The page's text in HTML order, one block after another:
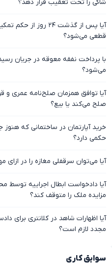
شاکی را تحت تعقیب قرار دهد؟
آیا پس از گذشت ۲۴ روز
قطعی می‌شود؟
با پرداخت نفقه معوقه در جریان
می‌شود؟
آیا توافق همزمان صلح‌نامه عمری و
صلح می‌کند یا بیع؟
خرید آپارتمان در ساختمانی که
حکمی دارد؟
آیا می‌توان سرقفلی مغازه را در ازای
آیا دادخواست ابطال اجراییه توسط
مزایده ملک را متوقف کند؟
آیا اظهارات شاهد در کلانتری برای
مجدد لازم است؟
سوابق کاری